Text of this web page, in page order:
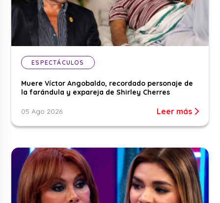
ESPECTÁCULOS
Muere Víctor Angobaldo, recordado personaje de
la farándula y expareja de Shirley Cherres
05 Ago 2026 Leer más